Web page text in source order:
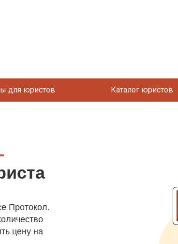
для юристов Каталог юристов
Протокол.
цену на